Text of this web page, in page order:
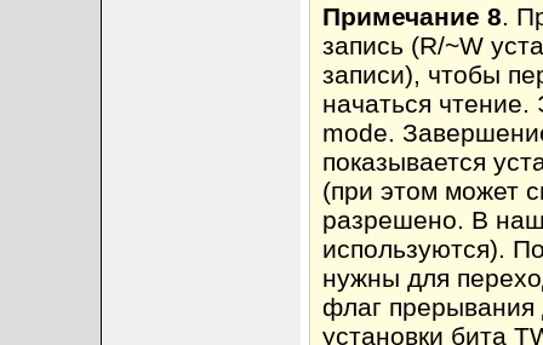
Примечание 8.
запись (R/~W
записи), чтобы
начаться
mode.
показывается
(при этом может
разрешено. В
используются).
нужны для
флаг
установки бита